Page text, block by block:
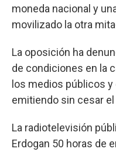
moneda nacional y
movilizado la otra
La oposición ha
de condiciones en la
los medios públicos
emitiendo sin cesar
La radiotelevisión
Erdogan 50 horas de